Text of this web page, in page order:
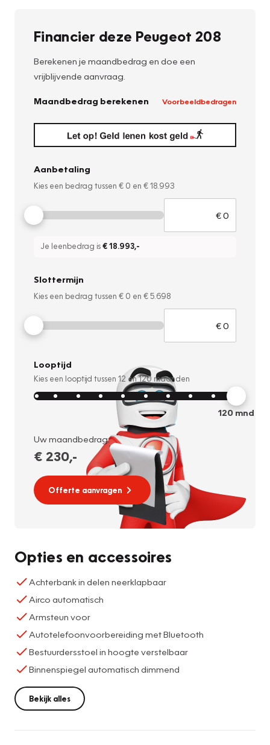
Financier deze Peugeot 208
Berekenen je maandbedrag en doe een
vrijblijvende aanvraag.
Maandbedrag berekenen Voorbeeldbedragen
Aanbetaling
Kies een bedrag tussen € 0 en € 18.993
Je leenbedrag is€ 18.993,-
Slottermijn
Kies een bedrag tussen € 0 en € 5.698
Looptijd
Kies een looptijd tussen 12 en120 maanden
120mnd
Uw maandbedrag:
€ 230,-
Offerte aanvragen
Opties en accessoires
Achterbank in delen neerklapbaar
Airco automatisch
Armsteun voor
Autotelefoonvoorbereiding met Bluetooth
Bestuurdersstoel in hoogte verstelbaar
Binnenspiegel automatisch dimmend
Bekijk alles